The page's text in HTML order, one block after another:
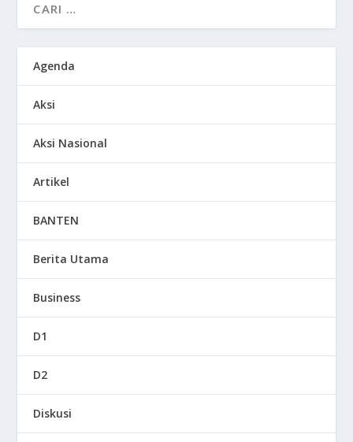
Agenda
Aksi
Aksi Nasional
Artikel
BANTEN
Berita Utama
Business
D1
D2
Diskusi